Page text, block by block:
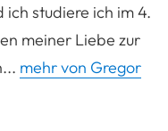
ich studiere ich im 4.
meiner Liebe zur
mehr von Gregor